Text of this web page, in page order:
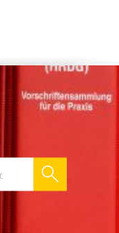
deutsch